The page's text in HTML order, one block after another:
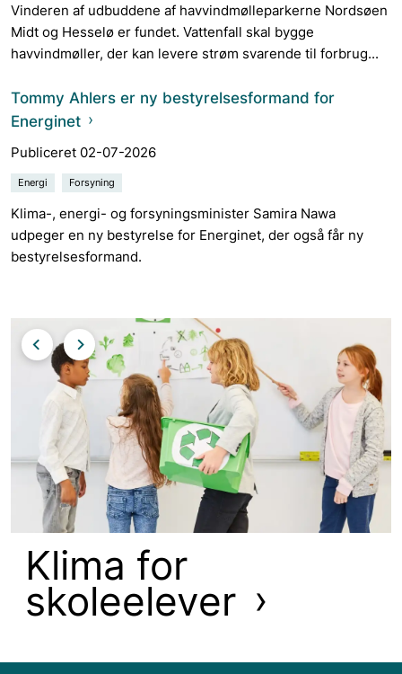
Vinderen af udbuddene af havvindmølleparkerne Nordsøen
Midt og Hesselø er fundet. Vattenfall skal bygge
havvindmøller, der kan levere strøm svarende til forbrug...
Tommy Ahlers er ny bestyrelsesformand for
Energinet
Publiceret 02-07-2026
Energi Forsyning
Klima-, energi- og forsyningsminister Samira Nawa
udpeger en ny bestyrelse for Energinet, der også får ny
bestyrelsesformand.
Klima for
skoleelever